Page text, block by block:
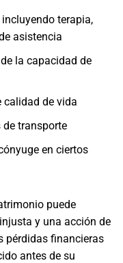
terapia,
asistencia
la capacidad de
calidad de vida
transporte
en ciertos
puede
y una acción de
pérdidas financieras
antes de su